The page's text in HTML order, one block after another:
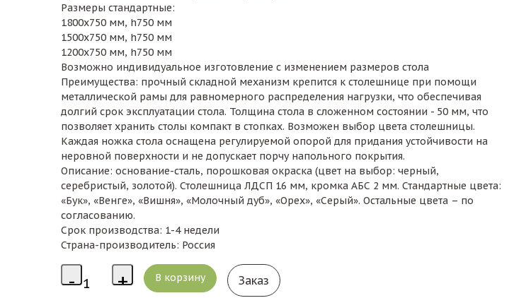
Размеры стандартные:
1800х750 мм, h750 мм
1500х750 мм, h750 мм
1200х750 мм, h750 мм
Возможно индивидуальное изготовление с изменением размеров стола
Преимущества: прочный складной механизм крепится к столешнице при помощи
металлической рамы для равномерного распределения нагрузки, что обеспечивая
долгий срок эксплуатации стола. Толщина стола в сложенном состоянии - 50 мм, что
позволяет хранить столы компакт в стопках. Возможен выбор цвета столешницы.
Каждая ножка стола оснащена регулируемой опорой для придания устойчивости на
неровной поверхности и не допускает порчу напольного покрытия.
Описание: основание-сталь, порошковая окраска (цвет на выбор: черный,
серебристый, золотой). Столешница ЛДСП 16 мм, кромка АБС 2 мм. Стандартные цвета:
«Бук», «Венге», «Вишня», «Молочный дуб», «Орех», «Серый». Остальные цвета – по
согласованию.
Срок производства: 1-4 недели
Страна-производитель: Россия
Заказ